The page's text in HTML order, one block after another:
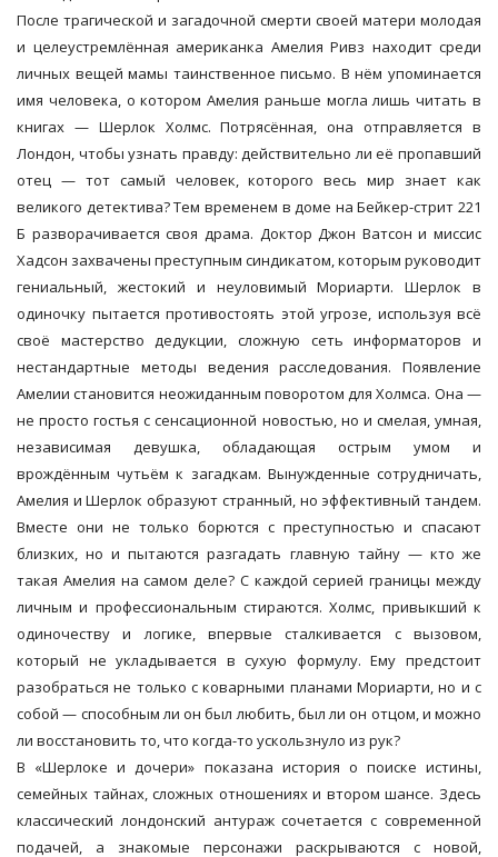
После трагической и загадочной смерти своей матери молодая
и целеустремлённая американка Амелия Ривз находит среди
личных вещей мамы таинственное письмо. В нём упоминается
имя человека, о котором Амелия раньше могла лишь читать в
книгах — Шерлок Холмс. Потрясённая, она отправляется в
Лондон, чтобы узнать правду: действительно ли её пропавший
отец — тот самый человек, которого весь мир знает как
великого детектива? Тем временем в доме на Бейкер-стрит 221
Б разворачивается своя драма. Доктор Джон Ватсон и миссис
Хадсон захвачены преступным синдикатом, которым руководит
гениальный, жестокий и неуловимый Мориарти. Шерлок в
одиночку пытается противостоять этой угрозе, используя всё
своё мастерство дедукции, сложную сеть информаторов и
нестандартные методы ведения расследования. Появление
Амелии становится неожиданным поворотом для Холмса. Она —
не просто гостья с сенсационной новостью, но и смелая, умная,
независимая девушка, обладающая острым умом и
врождённым чутьём к загадкам. Вынужденные сотрудничать,
Амелия и Шерлок образуют странный, но эффективный тандем.
Вместе они не только борются с преступностью и спасают
близких, но и пытаются разгадать главную тайну — кто же
такая Амелия на самом деле? С каждой серией границы между
личным и профессиональным стираются. Холмс, привыкший к
одиночеству и логике, впервые сталкивается с вызовом,
который не укладывается в сухую формулу. Ему предстоит
разобраться не только с коварными планами Мориарти, но и с
собой — способным ли он был любить, был ли он отцом, и можно
ли восстановить то, что когда-то ускользнуло из рук?
В «Шерлоке и дочери» показана история о поиске истины,
семейных тайнах, сложных отношениях и втором шансе. Здесь
классический лондонский антураж сочетается с современной
подачей, а знакомые персонажи раскрываются с новой,